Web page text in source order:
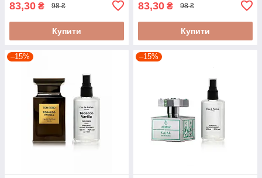
83,30 ₴ 98 ₴
Купити
83,30 ₴ 98 ₴
Купити
–15% –15%